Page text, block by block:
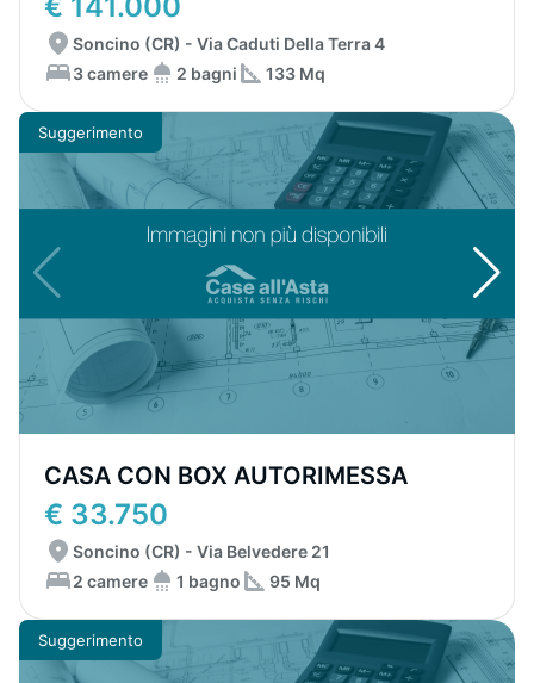
Soncino (CR) - Via Caduti Della Terra 4
3 camere
2 bagni 133 Mq
Suggerimento
CASA CON BOX AUTORIMESSA
€ 33.750
Soncino (CR) - Via Belvedere 21
2 camere
1 bagno 95 Mq
Suggerimento